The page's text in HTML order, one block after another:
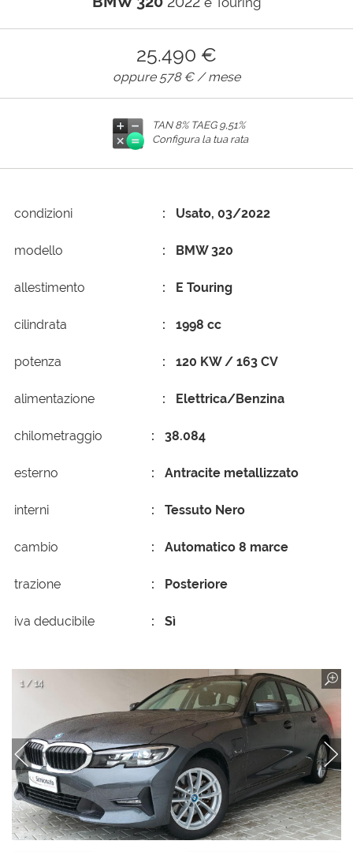
25.490 €
oppure 578 €/ mese
TAN 8% TAEG 9,51%
Configura la tua rata
condizioni Usato, 03/2022
modello BMW 320
allestimento E Touring
cilindrata 1998 cc
potenza 120 KW / 163 CV
alimentazione Elettrica/Benzina
chilometraggio 38.084
esterno Antracite metallizzato
interni Tessuto Nero
cambio Automatico 8 marce
trazione Posteriore
iva deducibile Sì
1 / 14